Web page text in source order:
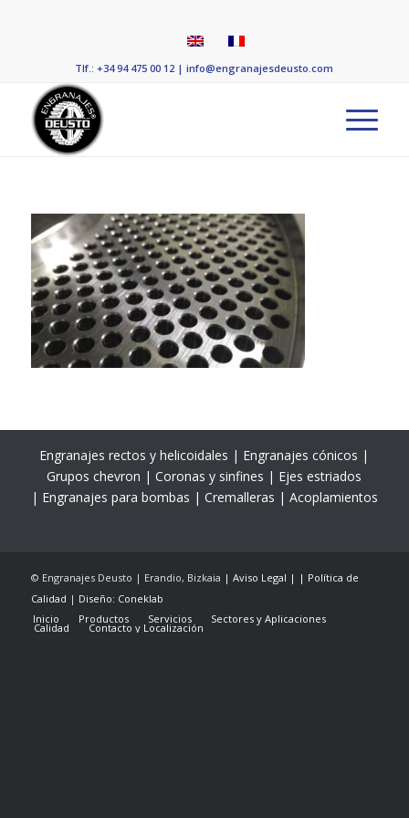
Tlf.: +34 94 475 00 12 |info@engranajesdeusto.com
Engranajes rectos y helicoidales | Engranajes cónicos |
Grupos chevron | Coronas y sinfines | Ejes estriados
| Engranajes para bombas | Cremalleras | Acoplamientos
© Engranajes Deusto | Erandio, Bizkaia | Aviso Legal | | Política de
Calidad | Diseño: Coneklab
Inicio
Productos Servicios Sectores y Aplicaciones
Calidad Contacto y Localización